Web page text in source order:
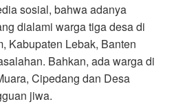
sosial, bahwa adanya
dialami warga tiga desa di
Kabupaten Lebak, Banten
Bahkan, ada warga di
Cipedang dan Desa
jiwa.